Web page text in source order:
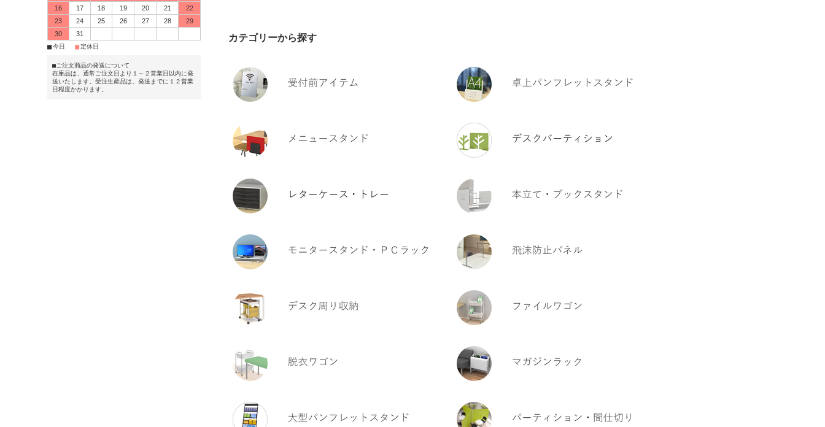
カテゴリーから探す
16
17 18 19 20 21
22
23
24 25 26 27 28
29
30
31
■今日 ■定休日
■ご注文商品の発送について
在庫品は、通常ご注文日より１～２営業日以内に発
送いたします。受注生産品は、発送までに１２営業
日程度かかります。